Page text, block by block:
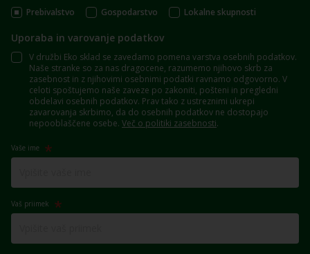
Prebivalstvo Gospodarstvo Lokalne skupnosti
Uporaba in varovanje podatkov
V družbi Eko sklad se zavedamo pomena varstva osebnih podatkov.
Naše stranke so za nas dragocene, razumemo njihovo skrb za
zasebnost in z njihovimi osebnimi podatki ravnamo odgovorno. V
celoti spoštujemo naše zaveze po zakoniti, pošteni in pregledni
obdelavi osebnih podatkov. Prav tako z ustreznimi ukrepi
zavarovanja skrbimo, da do osebnih podatkov ne dostopajo
nepooblaščene osebe. Več o politiki zasebnosti.
Vaše ime
Vaš priimek